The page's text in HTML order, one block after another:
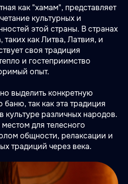
как "хамам", представляет
культурных и
этой страны. В странах
таких как Литва, Латвия, и
своя традиция
и гостеприимство
опыт.
выделить конкретную
так как эта традиция
культуре различных народов.
для телесного
общности, релаксации и
традиций через века.